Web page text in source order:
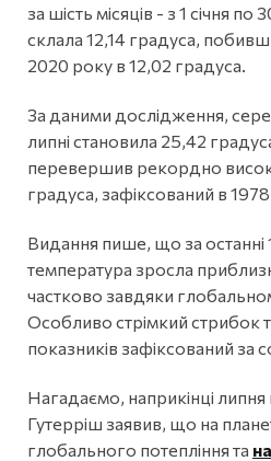
за шість місяців - з 1 січня
склала 12,14 градуса,
2020 року в 12,02 градуса.
За даними дослідження,
липні становила 25,42
перевершив рекордно
градуса, зафіксований в 1978
Видання пише, що за останні
температура зросла
частково завдяки
Особливо стрімкий стрибок
показників зафіксований за
Нагадаємо, наприкінці
Гутерріш заявив, що на
глобального потепління та